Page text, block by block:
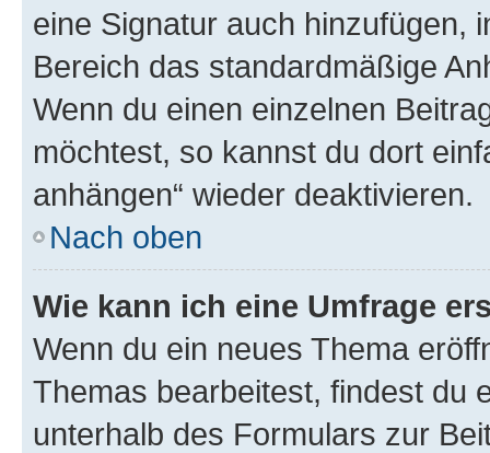
eine Signatur auch hinzufügen,
Bereich das standardmäßige
Wenn du einen einzelnen
möchtest, so kannst du dort
anhängen“ wieder deaktivieren.
Nach oben
Wie kann ich eine Umfrage
Wenn du ein neues Thema
Themas bearbeitest, findest du
unterhalb des Formulars zur